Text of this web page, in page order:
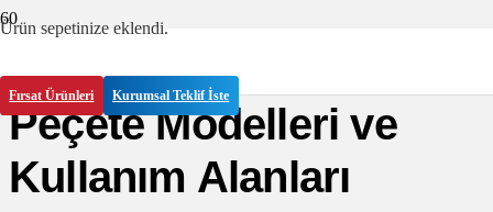
Ürün sepetinize eklendi.
Fırsat Ürünleri Kurumsal Teklif İste
Selpak Dispenser
Peçete Modelleri ve
Kullanım Alanları